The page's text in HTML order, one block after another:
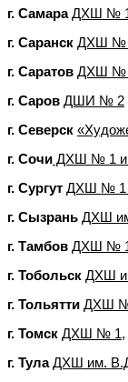
г. Самара ДХШ № 1
г. Саранск ДХШ №
г. Саратов ДХШ №
г. Саров ДШИ № 2
г. Северск
г. Сочи ДХШ № 1
г. Сургут ДХШ № 1
г. Сызрань ДХШ
г. Тамбов ДХШ №
г. Тобольск ДХШ
г. Тольятти ДХШ
г. Томск ДХШ № 1,
г. Тула ДХШ им.